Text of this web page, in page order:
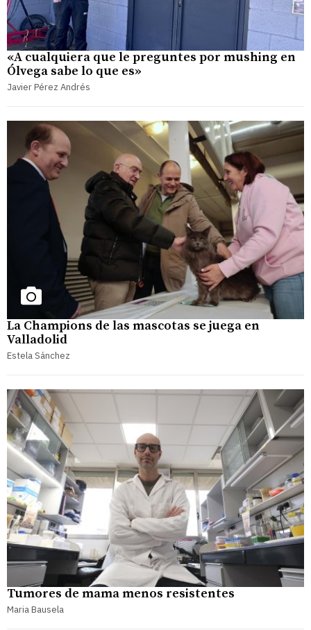
«A cualquiera que le preguntes por mushing en
Ólvega sabe lo que es»
Javier Pérez Andrés
La Champions de las mascotas se juega en
Valladolid
Estela Sánchez
Tumores de mama menos resistentes
Maria Bausela